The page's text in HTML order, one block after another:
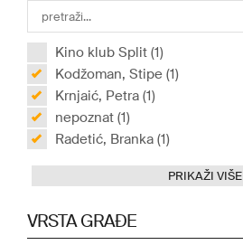
Kino klub Split (1)
Kodžoman, Stipe (1)
Krnjaić, Petra (1)
nepoznat (1)
Radetić, Branka (1)
PRIKAŽI VIŠE
VRSTA GRAĐE